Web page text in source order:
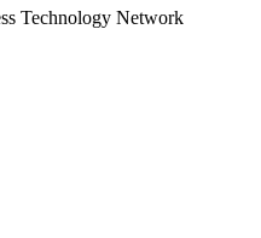
Technology Network